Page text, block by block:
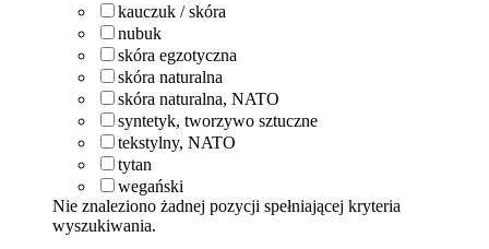
kauczuk / skóra
nubuk
skóra egzotyczna
skóra naturalna
skóra naturalna, NATO
syntetyk, tworzywo sztuczne
tekstylny, NATO
tytan
wegański
Nie znaleziono żadnej pozycji spełniającej kryteria
wyszukiwania.